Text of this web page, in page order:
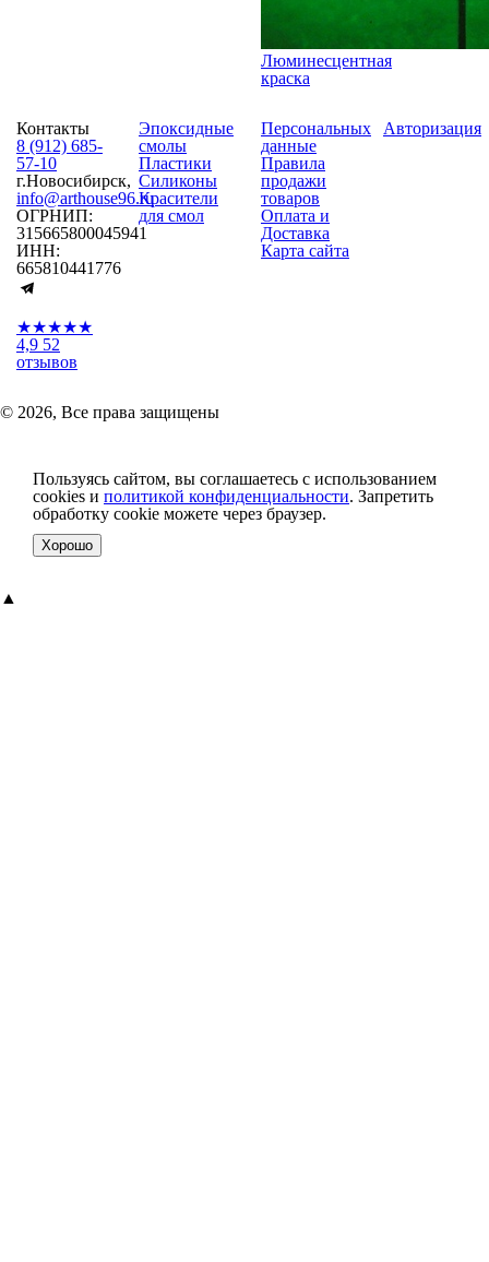
Люминесцентная
краска
Контакты
8 (912) 685-
57-10
г.Новосибирск,
info@arthouse96.ru
ОГРНИП:
315665800045941
ИНН:
665810441776
★★★★★
4,9 52
отзывов
Эпоксидные
смолы
Пластики
Силиконы
Красители
для смол
Персональных
данные
Правила
продажи
товаров
Оплата и
Доставка
Карта сайта
Авторизация
© 2026, Все права защищены
Пользуясь сайтом, вы соглашаетесь с использованием
cookies и политикой конфиденциальности. Запретить
обработку cookie можете через браузер.
Хорошо
▲